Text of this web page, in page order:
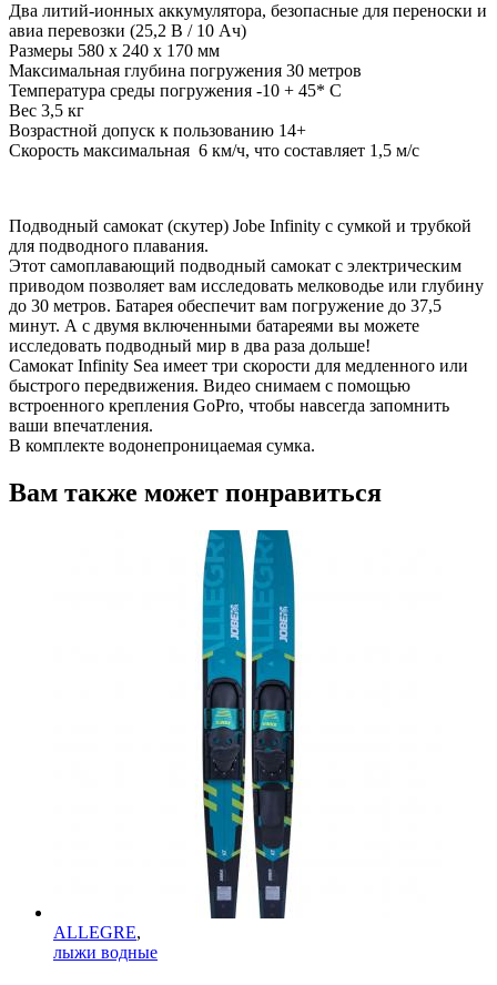
Два литий-ионных аккумулятора, безопасные для переноски и
авиа перевозки (25,2 В / 10 Ач)
Размеры 580 х 240 х 170 мм
Максимальная глубина погружения 30 метров
Температура среды погружения -10 + 45* С
Вес 3,5 кг
Возрастной допуск к пользованию 14+
Скорость максимальная 6 км/ч, что составляет 1,5 м/с
Подводный самокат (скутер) Jobe Infinity с сумкой и трубкой
для подводного плавания.
Этот самоплавающий подводный самокат с электрическим
приводом позволяет вам исследовать мелководье или глубину
до 30 метров. Батарея обеспечит вам погружение до 37,5
минут. А с двумя включенными батареями вы можете
исследовать подводный мир в два раза дольше!
Самокат Infinity Sea имеет три скорости для медленного или
быстрого передвижения. Видео снимаем с помощью
встроенного крепления GoPro, чтобы навсегда запомнить
ваши впечатления.
В комплекте водонепроницаемая сумка.
Вам также может понравиться
ALLEGRE,
лыжи водные